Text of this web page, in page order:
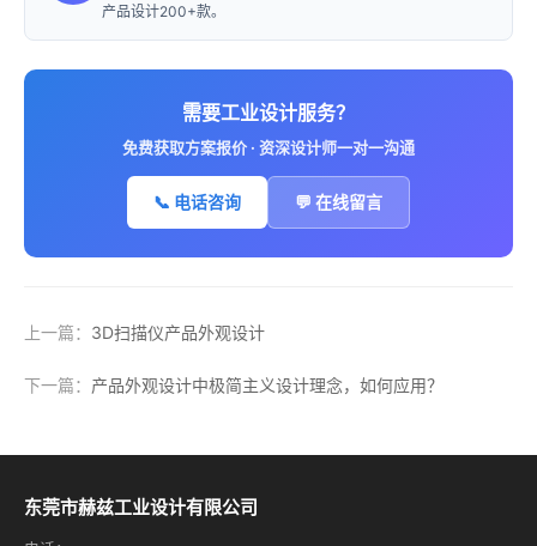
产品设计200+款。
需要工业设计服务？
免费获取方案报价 · 资深设计师一对一沟通
📞 电话咨询 💬 在线留言
上一篇： 3D扫描仪产品外观设计
下一篇： 产品外观设计中极简主义设计理念，如何应用？
东莞市赫兹工业设计有限公司